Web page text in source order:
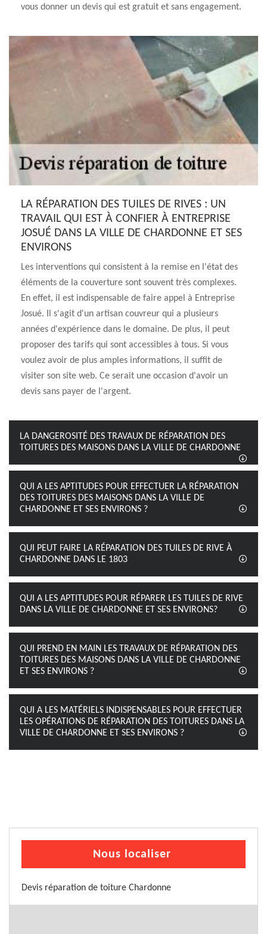
vous donner un devis qui est gratuit et sans engagement.
LA RÉPARATION DES TUILES DE RIVES : UN
TRAVAIL QUI EST À CONFIER À ENTREPRISE
JOSUÉ DANS LA VILLE DE CHARDONNE ET SES
ENVIRONS
Les interventions qui consistent à la remise en l'état des
éléments de la couverture sont souvent très complexes.
En effet, il est indispensable de faire appel à Entreprise
Josué. Il s'agit d'un artisan couvreur qui a plusieurs
années d'expérience dans le domaine. De plus, il peut
proposer des tarifs qui sont accessibles à tous. Si vous
voulez avoir de plus amples informations, il suffit de
visiter son site web. Ce serait une occasion d'avoir un
devis sans payer de l'argent.
LA DANGEROSITÉ DES TRAVAUX DE RÉPARATION DES
TOITURES DES MAISONS DANS LA VILLE DE CHARDONNE
QUI A LES APTITUDES POUR EFFECTUER LA RÉPARATION
DES TOITURES DES MAISONS DANS LA VILLE DE
CHARDONNE ET SES ENVIRONS ?
QUI PEUT FAIRE LA RÉPARATION DES TUILES DE RIVE À
CHARDONNE DANS LE 1803
QUI A LES APTITUDES POUR RÉPARER LES TUILES DE RIVE
DANS LA VILLE DE CHARDONNE ET SES ENVIRONS?
QUI PREND EN MAIN LES TRAVAUX DE RÉPARATION DES
TOITURES DES MAISONS DANS LA VILLE DE CHARDONNE
ET SES ENVIRONS ?
QUI A LES MATÉRIELS INDISPENSABLES POUR EFFECTUER
LES OPÉRATIONS DE RÉPARATION DES TOITURES DANS LA
VILLE DE CHARDONNE ET SES ENVIRONS ?
Nous localiser
Devis réparation de toiture Chardonne